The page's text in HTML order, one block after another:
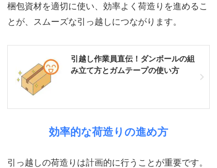
梱包資材を適切に使い、効率よく荷造りを進めるこ
とが、スムーズな引っ越しにつながります。
引越し作業員直伝！ダンボールの組
み立て方とガムテープの使い方
効率的な荷造りの進め方
引っ越しの荷造りは計画的に行うことが重要です。